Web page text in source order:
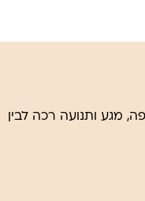
מגע ותנועה רכה לבין